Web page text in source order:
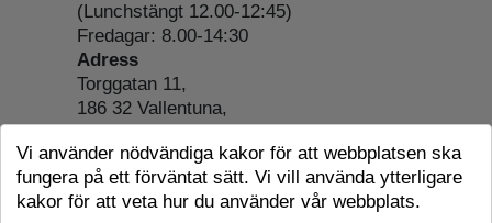
(Lunchstängt 12.00-12:45)
Fredagar: 8.00-14:30
Adress
Torggatan 11,
186 32 Vallentuna,
Org.nr: 556197-4022
Om webbplatsen
Tillgänglighetsredogörelse
Cookie-information
Vi använder nödvändiga kakor för att webbplatsen ska
fungera på ett förväntat sätt. Vi vill använda ytterligare
kakor för att veta hur du använder vår webbplats.